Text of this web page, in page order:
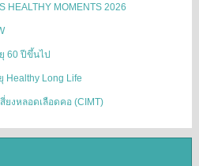
HEALTHY MOMENTS 2026
60 ปีขึ้นไป
Healthy Long Life
ยงหลอดเลือดคอ (CIMT)